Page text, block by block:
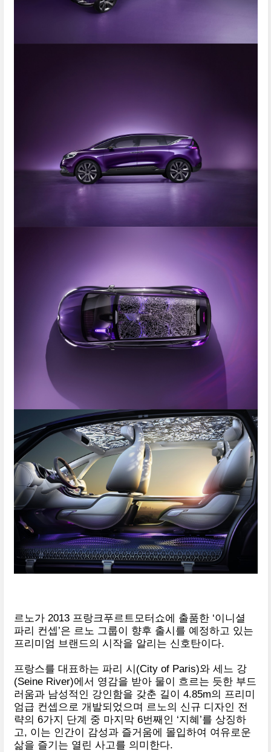
르노가 2013 프랑크푸르트모터쇼에 출품한 ‘이니셜
파리 컨셉’은 르노 그룹이 향후 출시를 예정하고 있는
프리미엄 브랜드의 시작을 알리는 신호탄이다.
프랑스를 대표하는 파리 시(City of Paris)와 세느 강
(Seine River)에서 영감을 받아 물이 흐르는 듯한 부드
러움과 남성적인 강인함을 갖춘 길이 4.85m의 프리미
엄급 컨셉으로 개발되었으며 르노의 신규 디자인 전
략의 6가지 단계 중 마지막 6번째인 ‘지혜’를 상징하
고, 이는 인간이 감성과 즐거움에 몰입하여 여유로운
삶을 즐기는 열린 사고를 의미한다.